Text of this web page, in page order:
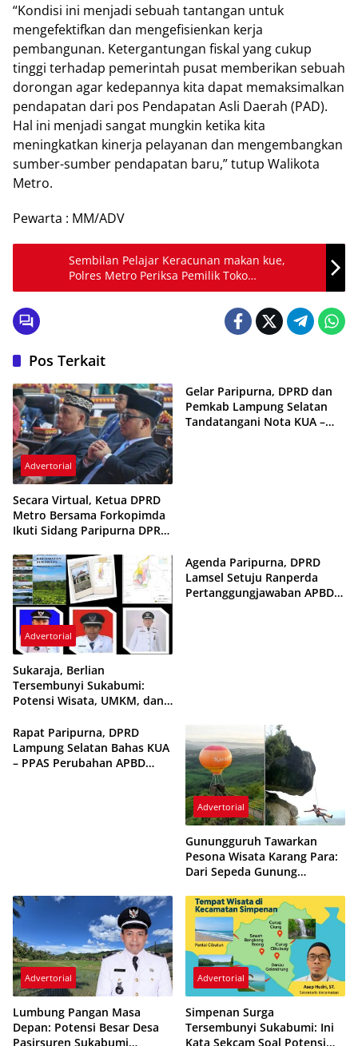
“Kondisi ini menjadi sebuah tantangan untuk
mengefektifkan dan mengefisienkan kerja
pembangunan. Ketergantungan fiskal yang cukup
tinggi terhadap pemerintah pusat memberikan sebuah
dorongan agar kedepannya kita dapat memaksimalkan
pendapatan dari pos Pendapatan Asli Daerah (PAD).
Hal ini menjadi sangat mungkin ketika kita
meningkatkan kinerja pelayanan dan mengembangkan
sumber-sumber pendapatan baru,” tutup Walikota
Metro.
Pewarta : MM/ADV
Sembilan Pelajar Keracunan makan kue,
Polres Metro Periksa Pemilik Toko
AmorfiBakery
Pos Terkait
Advertorial
Secara Virtual, Ketua DPRD
Metro Bersama Forkopimda
Ikuti Sidang Paripurna DPR
Gelar Paripurna, DPRD dan
Pemkab Lampung Selatan
Tandatangani Nota KUA –
Advertorial
Sukaraja, Berlian
Tersembunyi Sukabumi:
Potensi Wisata, UMKM, dan
Agenda Paripurna, DPRD
Lamsel Setuju Ranperda
Pertanggungjawaban APBD
Rapat Paripurna, DPRD
Lampung Selatan Bahas KUA
– PPAS Perubahan APBD
Advertorial
Gunungguruh Tawarkan
Pesona Wisata Karang Para:
Dari Sepeda Gunung
Khas Sukabumi
Advertorial
Lumbung Pangan Masa
Depan: Potensi Besar Desa
Pasirsuren Sukabumi
Advertorial
Simpenan Surga
Tersembunyi Sukabumi: Ini
Kata Sekcam Soal Potensi